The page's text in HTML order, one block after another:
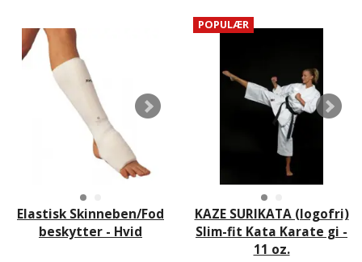
Elastisk Skinneben/Fod
beskytter - Hvid
POPULÆR
KAZE SURIKATA (logofri)
Slim-fit Kata Karate gi -
11 oz.